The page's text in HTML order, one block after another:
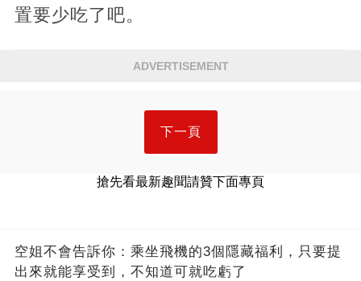
置要少吃了吧。
ADVERTISEMENT
下一頁
搶先看最新趣聞請贊下面專頁
空姐不會告訴你：乘坐飛機的3個隱藏福利，只要提
出來就能享受到，不知道可就吃虧了